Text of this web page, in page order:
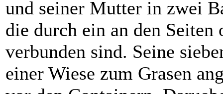
und seiner Mutter in zwei
die durch ein an den
verbunden sind. Seine
einer Wiese zum Grasen